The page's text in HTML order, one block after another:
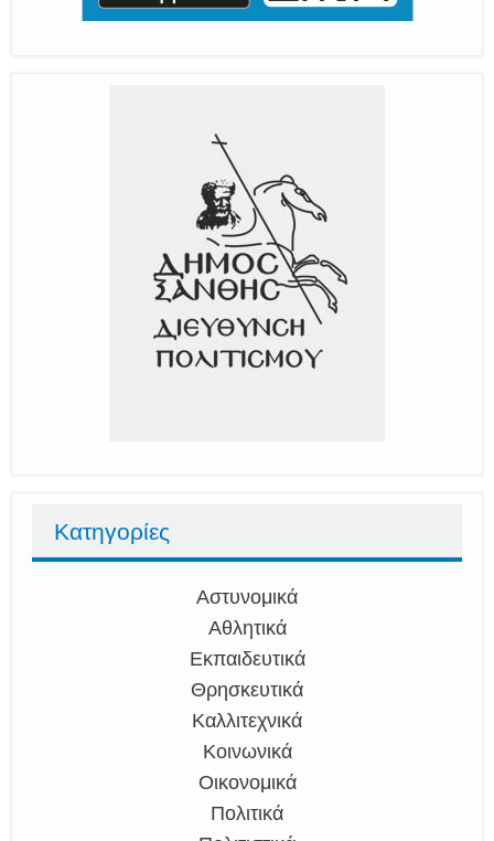
Κατηγορίες
Αστυνομικά
Αθλητικά
Εκπαιδευτικά
Θρησκευτικά
Καλλιτεχνικά
Κοινωνικά
Οικονομικά
Πολιτικά